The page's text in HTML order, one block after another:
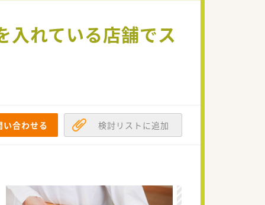
入れている店舗でス
い合わせる 検討リストに追加